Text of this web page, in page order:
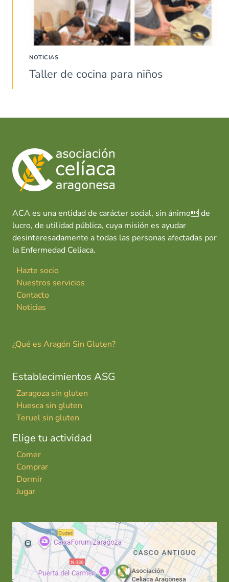
NOTICIAS
Taller de cocina para niños
ACA es una entidad de carácter social, sin ánimo de
lucro, de utilidad pública, cuya misión es ayudar
desinteresadamente a todas las personas afectadas por
la Enfermedad Celiaca.
Hazte socio
Nuestros servicios
Contacto
Noticias
¿Qué es Aragón Sin Gluten?
Establecimientos ASG
Zaragoza sin gluten
Huesca sin gluten
Teruel sin gluten
Elige tu actividad
Comer
Comprar
Dormir
Jugar